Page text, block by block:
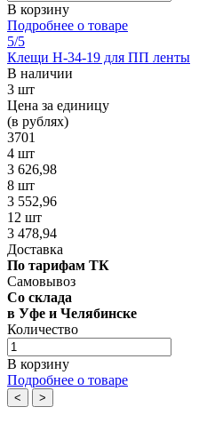
В корзину
Подробнее о товаре
5/5
Клещи Н-34-19 для ПП ленты
В наличии
3 шт
Цена за единицу
(в рублях)
3701
4 шт
3 626,98
8 шт
3 552,96
12 шт
3 478,94
Доставка
По тарифам ТК
Самовывоз
Со склада
в Уфе и Челябинске
Количество
В корзину
Подробнее о товаре
< >